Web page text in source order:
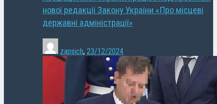
нової редакції Закону України «Про місцеві
державні адміністрації»
zapsich, 23/12/2024